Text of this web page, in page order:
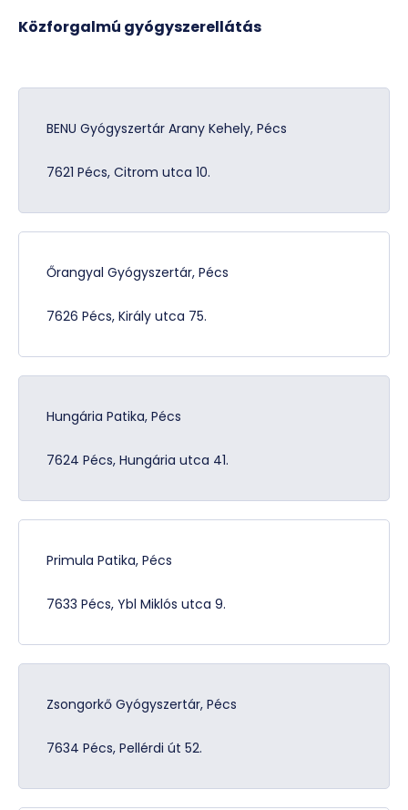
Közforgalmú gyógyszerellátás
BENU Gyógyszertár Arany Kehely, Pécs
7621 Pécs, Citrom utca 10.
Őrangyal Gyógyszertár, Pécs
7626 Pécs, Király utca 75.
Hungária Patika, Pécs
7624 Pécs, Hungária utca 41.
Primula Patika, Pécs
7633 Pécs, Ybl Miklós utca 9.
Zsongorkő Gyógyszertár, Pécs
7634 Pécs, Pellérdi út 52.